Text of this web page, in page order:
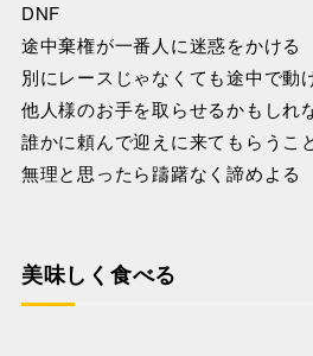
DNF
途中棄権が一番人に迷惑をかける
別にレースじゃなくても途中で動
他人様のお手を取らせるかもしれ
誰かに頼んで迎えに来てもらうこ
無理と思ったら躊躇なく諦めよる
美味しく食べる